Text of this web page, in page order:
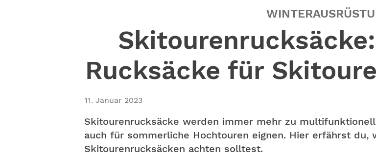
Rucksäcke für
11. Januar 2023
Skitourenrucksäcke werden immer mehr zu
auch für sommerliche Hochtouren eignen. Hier erfährst du,
Skitourenrucksäcken achten solltest.